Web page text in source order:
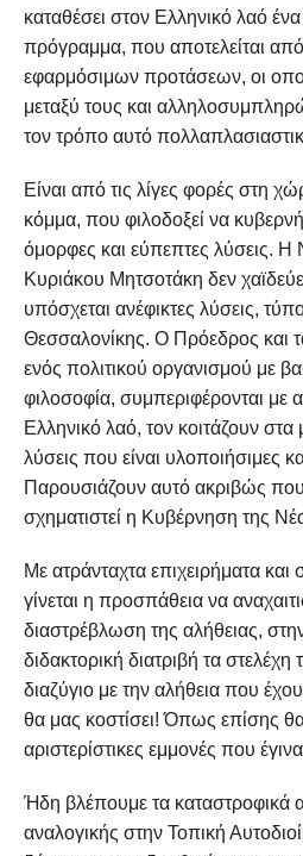
καταθέσει στον Ελληνικό λαό
πρόγραμμα, που αποτελείται
εφαρμόσιμων προτάσεων, οι
μεταξύ τους και
τον τρόπο αυτό
Είναι από τις λίγες φορές στη
κόμμα, που φιλοδοξεί να
όμορφες και εύπεπτες λύσεις. Η
Κυριάκου Μητσοτάκη δεν
υπόσχεται ανέφικτες λύσεις,
Θεσσαλονίκης. Ο Πρόεδρος και
ενός πολιτικού οργανισμού με
φιλοσοφία, συμπεριφέρονται με
Ελληνικό λαό, τον κοιτάζουν στα
λύσεις που είναι υλοποιήσιμες
Παρουσιάζουν αυτό ακριβώς
σχηματιστεί η Κυβέρνηση της
Με ατράνταχτα επιχειρήματα
γίνεται η προσπάθεια να
διαστρέβλωση της αλήθειας,
διδακτορική διατριβή τα
διαζύγιο με την αλήθεια που
θα μας κοστίσει! Όπως επίσης
αριστερίστικες εμμονές που
Ήδη βλέπουμε τα καταστροφικά
αναλογικής στην Τοπική